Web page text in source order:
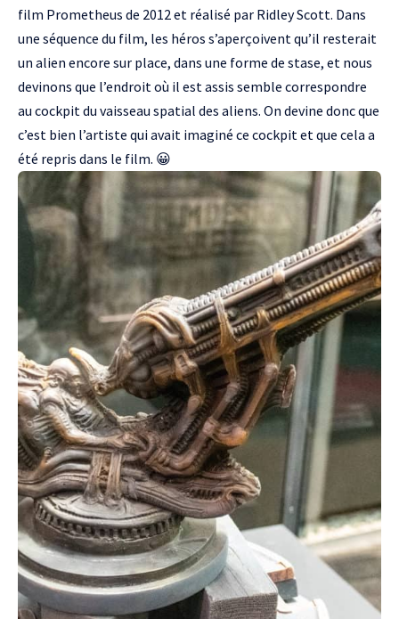
film Prometheus de 2012 et réalisé par Ridley Scott. Dans
une séquence du film, les héros s’aperçoivent qu’il resterait
un alien encore sur place, dans une forme de stase, et nous
devinons que l’endroit où il est assis semble correspondre
au cockpit du vaisseau spatial des aliens. On devine donc que
c’est bien l’artiste qui avait imaginé ce cockpit et que cela a
été repris dans le film. 😀